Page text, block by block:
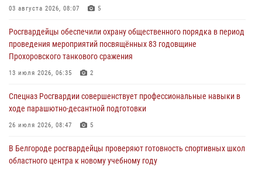
экспозиции белгородского музея‑диорамы «Курская битва.
06 августа 2026, 12:05 3
В Белгороде росгвардейцы проверяют готовность спортивных школ
областного центра к новому учебному году
Росгвардия обеспечила общественную безопасность празднования
83-й годовщины освобождения г. Белгорода от немецко -
06 августа 2026, 06:54 3
03 августа 2026, 08:07 5
Росгвардейцы обеспечили охрану общественного порядка в период
проведения мероприятий посвящённых 83 годовщине
Прохоровского танкового сражения
13 июля 2026, 06:35 2
Спецназ Росгвардии совершенствует профессиональные навыки в
ходе парашютно-десантной подготовки
26 июля 2026, 08:47 5
В Белгороде росгвардейцы проверяют готовность спортивных школ
областного центра к новому учебному году